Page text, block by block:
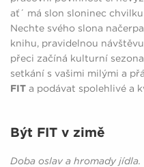
ať´ má slon sloninec
Nechte svého slona
knihu, pravidelnou
přeci začíná kulturní
setkání s vašimi milými a
FIT a podávat spolehlivé a
Být FIT v zimě
Doba oslav a hromady jídla.